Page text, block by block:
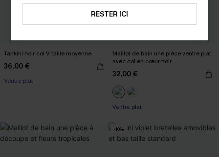
Tankini noir col V taille moyenne
36,00 €
Ventre plat
Maillot de bain une pièce ventre plat
avec col en cœur noir
32,00 €
Ventre plat
-10%
RESTER ICI